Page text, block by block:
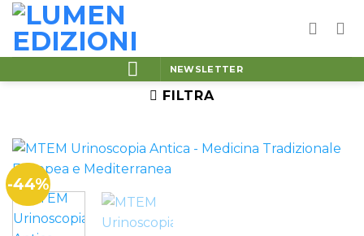
Salta
contenuti
NEWSLETTER
FILTRA
-44%